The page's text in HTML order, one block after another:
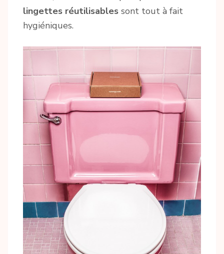
lingettes réutilisables sont tout à fait
hygiéniques.